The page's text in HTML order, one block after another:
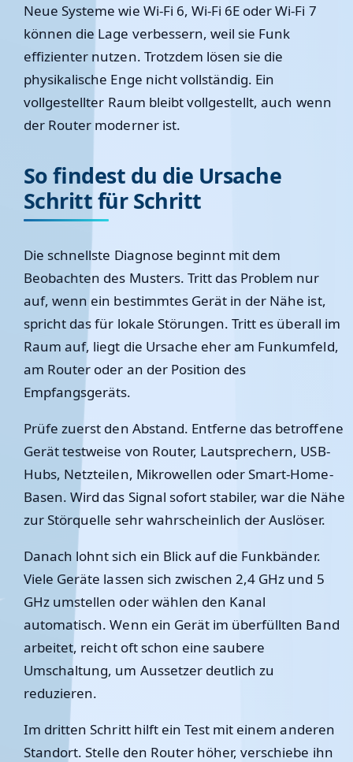
Neue Systeme wie Wi-Fi 6, Wi-Fi 6E oder Wi-Fi 7
können die Lage verbessern, weil sie Funk
effizienter nutzen. Trotzdem lösen sie die
physikalische Enge nicht vollständig. Ein
vollgestellter Raum bleibt vollgestellt, auch wenn
der Router moderner ist.
So findest du die Ursache
Schritt für Schritt
Die schnellste Diagnose beginnt mit dem
Beobachten des Musters. Tritt das Problem nur
auf, wenn ein bestimmtes Gerät in der Nähe ist,
spricht das für lokale Störungen. Tritt es überall im
Raum auf, liegt die Ursache eher am Funkumfeld,
am Router oder an der Position des
Empfangsgeräts.
Prüfe zuerst den Abstand. Entferne das betroffene
Gerät testweise von Router, Lautsprechern, USB-
Hubs, Netzteilen, Mikrowellen oder Smart-Home-
Basen. Wird das Signal sofort stabiler, war die Nähe
zur Störquelle sehr wahrscheinlich der Auslöser.
Danach lohnt sich ein Blick auf die Funkbänder.
Viele Geräte lassen sich zwischen 2,4 GHz und 5
GHz umstellen oder wählen den Kanal
automatisch. Wenn ein Gerät im überfüllten Band
arbeitet, reicht oft schon eine saubere
Umschaltung, um Aussetzer deutlich zu
reduzieren.
Im dritten Schritt hilft ein Test mit einem anderen
Standort. Stelle den Router höher, verschiebe ihn